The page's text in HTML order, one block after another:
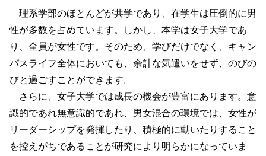
理系学部のほとんどが共学であり、在学生は圧倒的に男
性が多数を占めています。しかし、本学は女子大学であ
り、全員が女性です。そのため、学びだけでなく、キャン
パスライフ全体においても、余計な気遣いをせず、のびの
びと過ごすことができます。
さらに、女子大学では成長の機会が豊富にあります。意
識的であれ無意識的であれ、男女混合の環境では、女性が
リーダーシップを発揮したり、積極的に動いたりすること
を控えがちであることが研究により明らかになっていま